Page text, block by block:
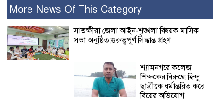
গণঅভ্যুত্থান দিবসে আলোচনা সভা পুরষ্কার
বিতরণ
২৮ জনের সাক্ষ্য শেষ, কাদেরসহ সাতজনের
ইসলামের সবচেয়ে
বেশি ক্ষতি করেছে
জামায়াত: নুরুল হক
More News Of This Category
সাতক্ষীরা জেলা আইন-শৃঙ্খলা বিষয়ক মাসিক
সভা অনুষ্ঠিত,গুরুত্বপূর্ণ সিদ্ধান্ত গ্রহণ
শ্যামনগরে কলেজ
শিক্ষকের বিরুদ্ধে হিন্দু
ছাত্রীকে ধর্মান্তরিত করে
বিয়ের অভিযোগ